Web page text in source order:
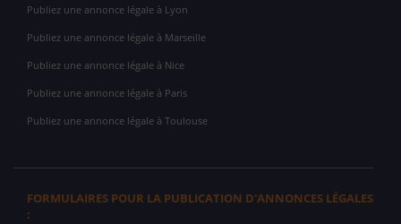
Publiez une annonce légale à Lyon
Publiez une annonce légale à Marseille
Publiez une annonce légale à Nice
Publiez une annonce légale à Paris
Publiez une annonce légale à Toulouse
FORMULAIRES POUR LA PUBLICATION D'ANNONCES LÉGALES
: